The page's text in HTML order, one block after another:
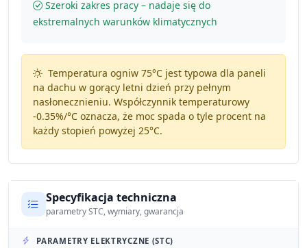
Szeroki zakres pracy – nadaje się do
ekstremalnych warunków klimatycznych
Temperatura ogniw 75°C jest typowa dla paneli
na dachu w gorący letni dzień przy pełnym
nasłonecznieniu. Współczynnik temperaturowy
-0.35%/°Coznacza, że moc spada o tyle procent na
każdy stopień powyżej 25°C.
Specyfikacja techniczna
parametry STC, wymiary, gwarancja
PARAMETRY ELEKTRYCZNE (STC)